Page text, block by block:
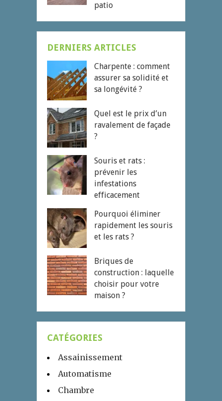
patio
DERNIERS ARTICLES
Charpente : comment
assurer sa solidité et
sa longévité ?
Quel est le prix d’un
ravalement de façade
?
Souris et rats :
prévenir les
infestations
efficacement
Pourquoi éliminer
rapidement les souris
et les rats ?
Briques de
construction : laquelle
choisir pour votre
maison ?
CATÉGORIES
Assainissement
Automatisme
Chambre